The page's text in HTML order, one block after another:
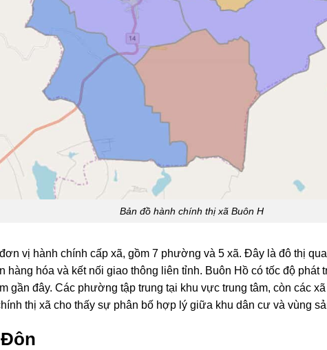
Bản đồ hành chính thị xã Buôn H
vị hành chính cấp xã, gồm 7 phường và 5 xã. Đây là đô thị
hàng hóa và kết nối giao thông liên tỉnh. Buôn Hồ có tốc độ phát
gần đây. Các phường tập trung tại khu vực trung tâm, còn các
thị xã cho thấy sự phân bố hợp lý giữa khu dân cư và vùng